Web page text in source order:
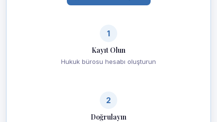
1
Kayıt Olun
Hukuk bürosu hesabı oluşturun
2
Doğrulayın